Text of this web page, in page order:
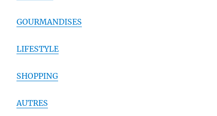
GOURMANDISES
LIFESTYLE
SHOPPING
AUTRES